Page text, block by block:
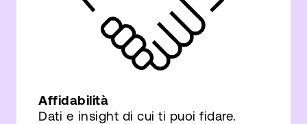
Affidabilità
Dati e insight di cui ti puoi fidare.